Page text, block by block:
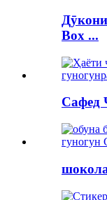
Box ...
Сафед